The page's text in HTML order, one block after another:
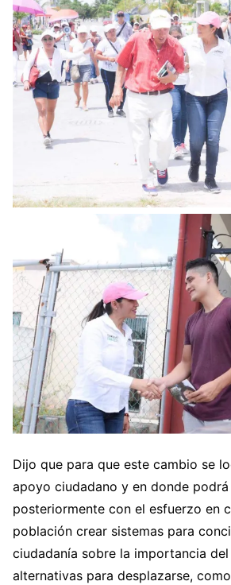
Dijo que para que este cambio se
apoyo ciudadano y en donde
posteriormente con el esfuerzo en
población crear sistemas para
ciudadanía sobre la importancia
alternativas para desplazarse,